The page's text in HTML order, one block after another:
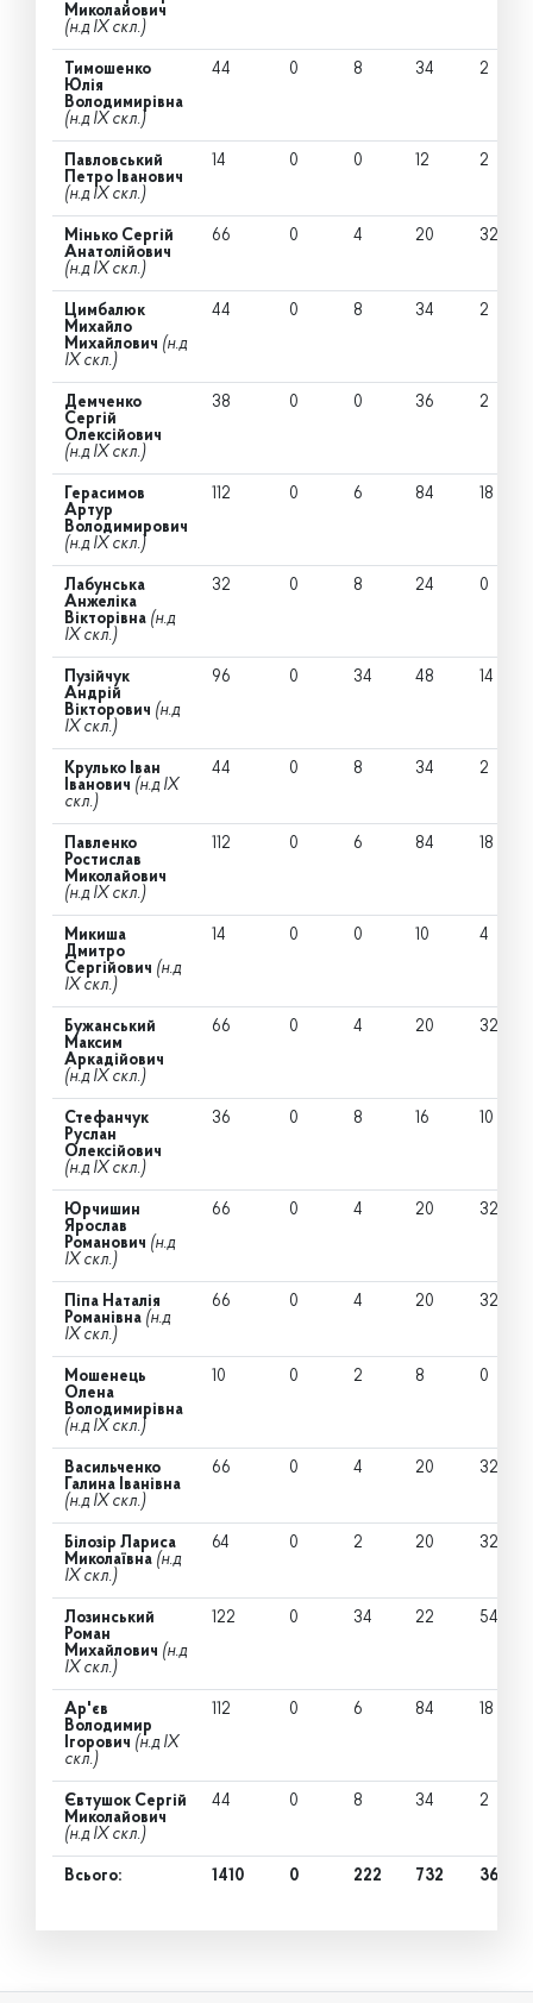
Миколайович
(н.д IX скл.)
Тимошенко
Юлія
Володимирівна
(н.д IX скл.)
44 0 8 34 2
Павловський
Петро Іванович
(н.д IX скл.)
14 0 0 12 2
Мінько Сергій
Анатолійович
(н.д IX скл.)
66 0 4 20 32
Цимбалюк
Михайло
Михайлович (н.д
IX скл.)
44 0 8 34 2
Демченко
Сергій
Олексійович
(н.д IX скл.)
38 0 0 36 2
Герасимов
Артур
Володимирович
(н.д IX скл.)
112 0 6 84 18
Лабунська
Анжеліка
Вікторівна (н.д
IX скл.)
32 0 8 24 0
Пузійчук
Андрій
Вікторович (н.д
IX скл.)
96 0 34 48 14
Крулько Іван
Іванович (н.д IX
скл.)
44 0 8 34 2
Павленко
Ростислав
Миколайович
(н.д IX скл.)
112 0 6 84 18
Микиша
Дмитро
Сергійович (н.д
IX скл.)
14 0 0 10 4
Бужанський
Максим
Аркадійович
(н.д IX скл.)
66 0 4 20 32
Стефанчук
Руслан
Олексійович
(н.д IX скл.)
36 0 8 16 10
Юрчишин
Ярослав
Романович (н.д
IX скл.)
66 0 4 20 32
Піпа Наталія
Романівна (н.д
IX скл.)
66 0 4 20 32
Мошенець
Олена
Володимирівна
(н.д IX скл.)
10 0 2 8 0
Васильченко
Галина Іванівна
(н.д IX скл.)
66 0 4 20 32
Білозір Лариса
Миколаївна (н.д
IX скл.)
64 0 2 20 32
Лозинський
Роман
Михайлович (н.д
IX скл.)
122 0 34 22 54
Ар'єв
Володимир
Ігорович (н.д IX
скл.)
112 0 6 84 18
Євтушок Сергій
Миколайович
(н.д IX скл.)
44 0 8 34 2
Всього: 1410 0 222 732 364